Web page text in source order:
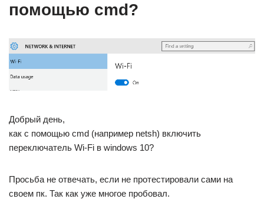
помощью cmd?
Добрый день,
как с помощью cmd (например netsh) включить
переключатель Wi-Fi в windows 10?
Просьба не отвечать, если не протестировали сами на
своем пк. Так как уже многое пробовал.